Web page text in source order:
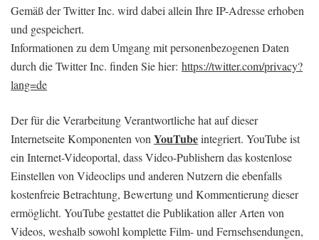
Gemäß der Twitter Inc. wird dabei allein Ihre IP-Adresse erhoben
und gespeichert.
Informationen zu dem Umgang mit personenbezogenen Daten
durch die Twitter Inc. finden Sie hier: https://twitter.com/privacy?
lang=de
Der für die Verarbeitung Verantwortliche hat auf dieser
Internetseite Komponenten von YouTubeintegriert. YouTube ist
ein Internet-Videoportal, dass Video-Publishern das kostenlose
Einstellen von Videoclips und anderen Nutzern die ebenfalls
kostenfreie Betrachtung, Bewertung und Kommentierung dieser
ermöglicht. YouTube gestattet die Publikation aller Arten von
Videos, weshalb sowohl komplette Film- und Fernsehsendungen,